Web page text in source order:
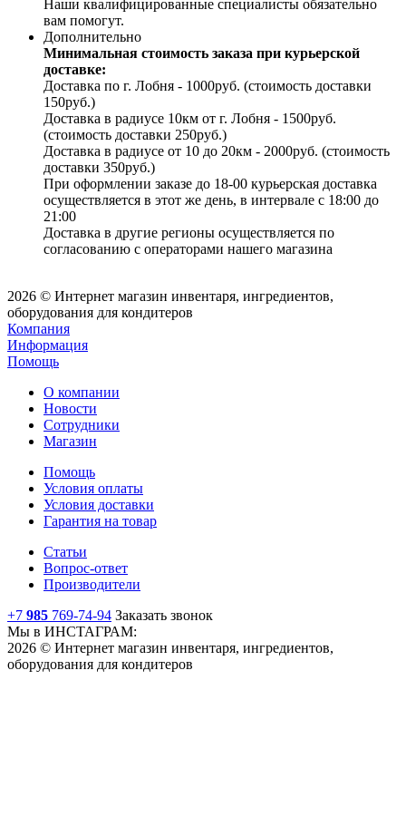
Наши квалифицированные специалисты обязательно
вам помогут.
Дополнительно
Минимальная стоимость заказа при курьерской
доставке:
Доставка по г. Лобня - 1000руб. (стоимость доставки
150руб.)
Доставка в радиусе 10км от г. Лобня - 1500руб.
(стоимость доставки 250руб.)
Доставка в радиусе от 10 до 20км - 2000руб. (стоимость
доставки 350руб.)
При оформлении заказе до 18-00 курьерская доставка
осуществляется в этот же день, в интервале с 18:00 до
21:00
Доставка в другие регионы осуществляется по
согласованию с операторами нашего магазина
2026 © Интернет магазин инвентаря, ингредиентов,
оборудования для кондитеров
Компания
Информация
Помощь
О компании
Новости
Сотрудники
Магазин
Помощь
Условия оплаты
Условия доставки
Гарантия на товар
Статьи
Вопрос-ответ
Производители
+7 985 769-74-94 Заказать звонок
Мы в ИНСТАГРАМ:
2026 © Интернет магазин инвентаря, ингредиентов,
оборудования для кондитеров